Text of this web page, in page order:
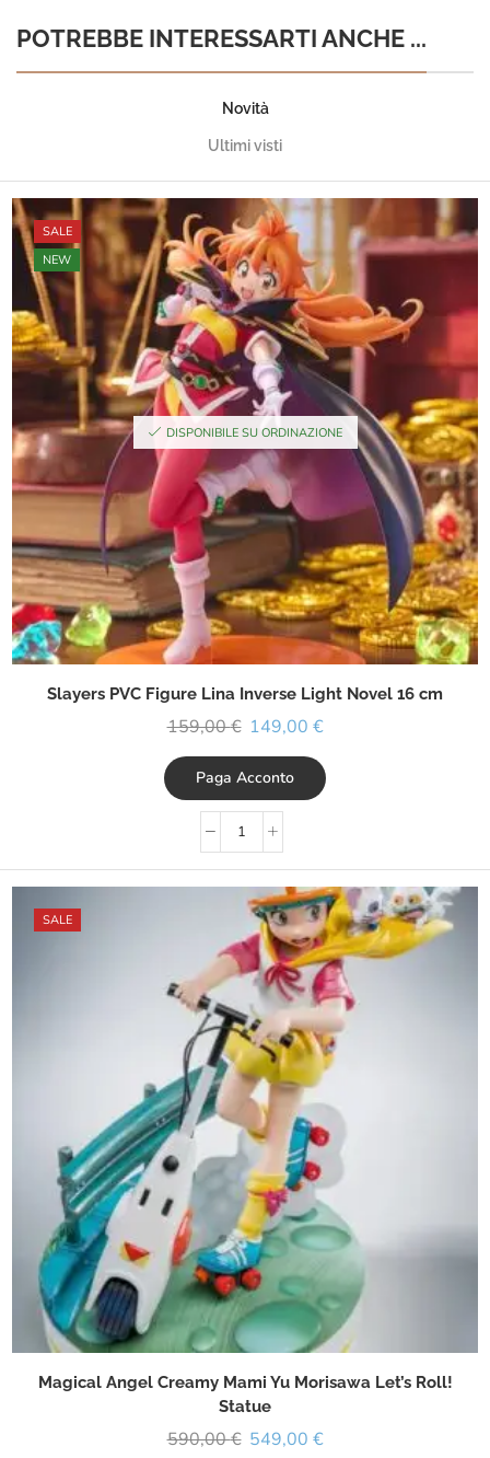
POTREBBE INTERESSARTI ANCHE ...
Novità
Ultimi visti
SALE
NEW
DISPONIBILE SU ORDINAZIONE
Slayers PVC Figure Lina Inverse Light Novel 16 cm
159,00€ 149,00 €
Paga Acconto
SALE
Magical Angel Creamy Mami Yu Morisawa Let’s Roll!
Statue
590,00€ 549,00 €